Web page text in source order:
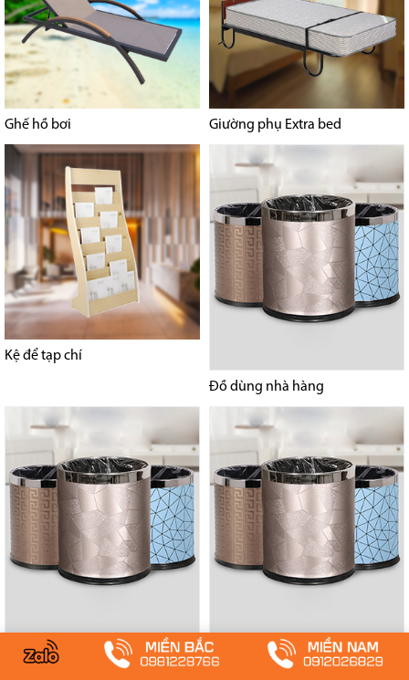
Ghế hồ bơi Giường phụ Extra bed
Kệ để tạp chí
Đồ dùng nhà hàng
Cây treo quần áo Kệ để hành lý